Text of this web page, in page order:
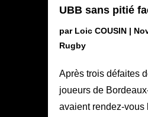
UBB sans pitié
par Loic COUSIN|
Rugby
Après trois défaites
joueurs de
avaient rendez-vous